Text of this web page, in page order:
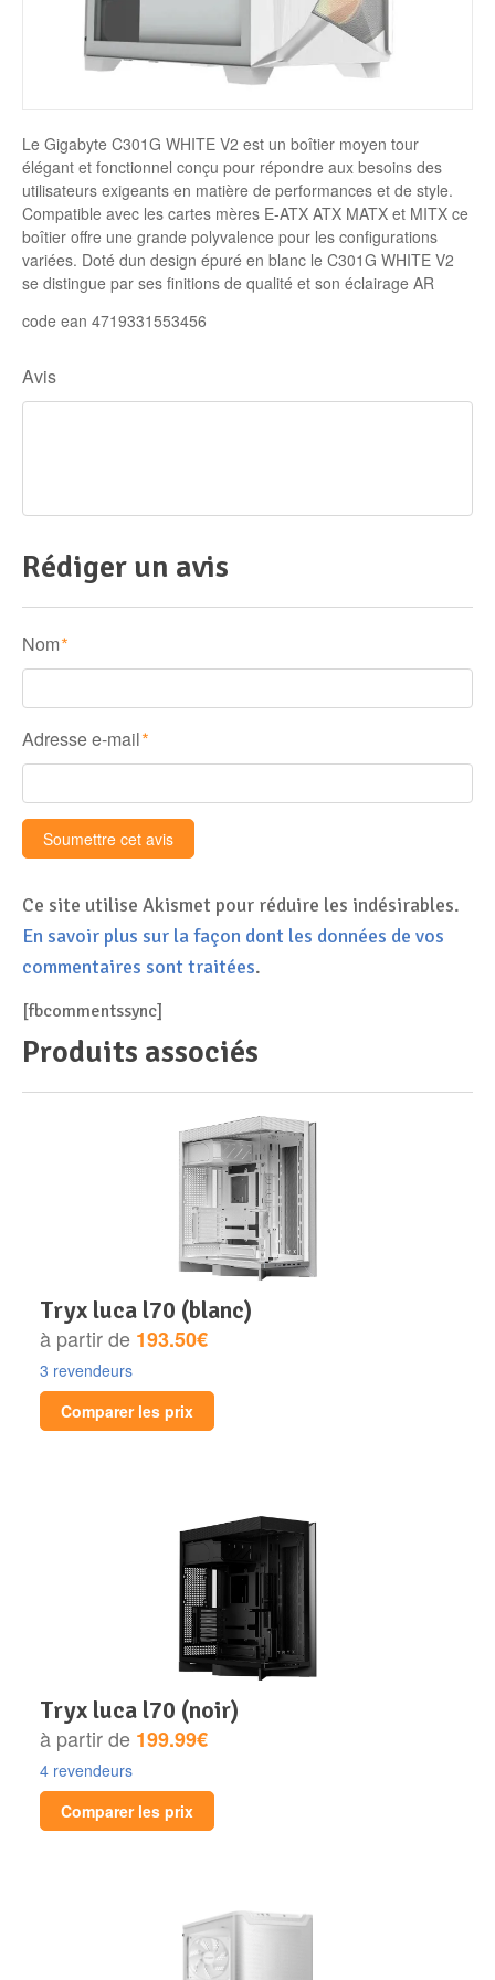
Disque SSD
Le Gigabyte C301G WHITE V2 est un boîtier moyen tour
élégant et fonctionnel conçu pour répondre aux besoins des
utilisateurs exigeants en matière de performances et de style.
Compatible avec les cartes mères E-ATX ATX MATX et MITX ce
boîtier offre une grande polyvalence pour les configurations
variées. Doté dun design épuré en blanc le C301G WHITE V2
se distingue par ses finitions de qualité et son éclairage AR
code ean 4719331553456
Avis
Rédiger un avis
Nom *
Adresse e-mail *
Ce site utilise Akismet pour réduire les indésirables.
En savoir plus sur la façon dont les données de vos
commentaires sont traitées.
[fbcommentssync]
Produits associés
tryx luca l70 (blanc)
à partir de 193.50€
3 revendeurs
Comparer les prix
tryx luca l70 (noir)
à partir de 199.99€
4 revendeurs
Comparer les prix